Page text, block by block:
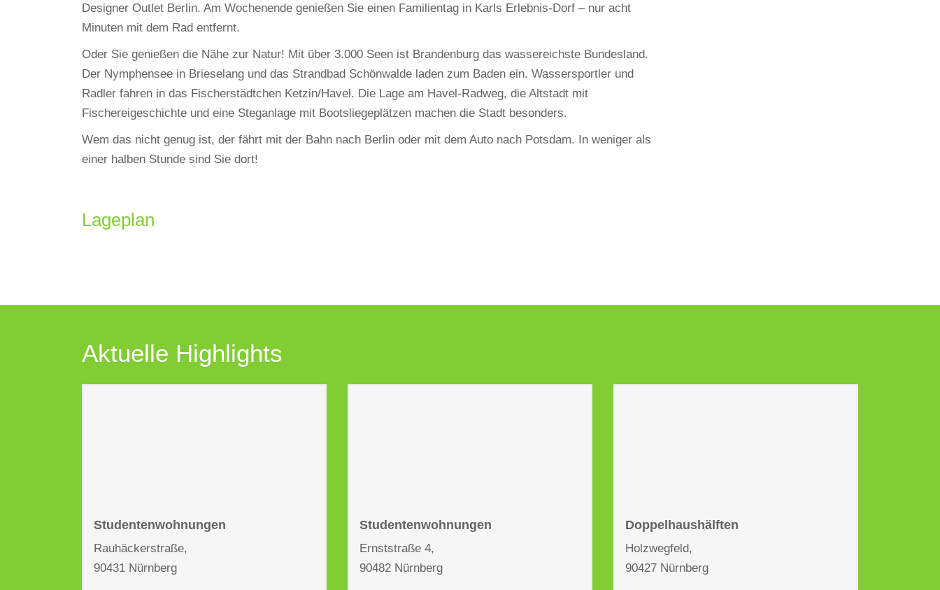
Designer Outlet Berlin. Am Wochenende genießen Sie einen Familientag in Karls Erlebnis-Dorf – nur acht
Minuten mit dem Rad entfernt.
Oder Sie genießen die Nähe zur Natur! Mit über 3.000 Seen ist Brandenburg das wassereichste Bundesland.
Der Nymphensee in Brieselang und das Strandbad Schönwalde laden zum Baden ein. Wassersportler und
Radler fahren in das Fischerstädtchen Ketzin/Havel. Die Lage am Havel-Radweg, die Altstadt mit
Fischereigeschichte und eine Steganlage mit Bootsliegeplätzen machen die Stadt besonders.
Wem das nicht genug ist, der fährt mit der Bahn nach Berlin oder mit dem Auto nach Potsdam. In weniger als
einer halben Stunde sind Sie dort!
Lageplan
Aktuelle Highlights
Studentenwohnungen
Rauhäckerstraße,
90431 Nürnberg
Studentenwohnungen
Ernststraße 4,
90482 Nürnberg
Doppelhaushälften
Holzwegfeld,
90427 Nürnberg